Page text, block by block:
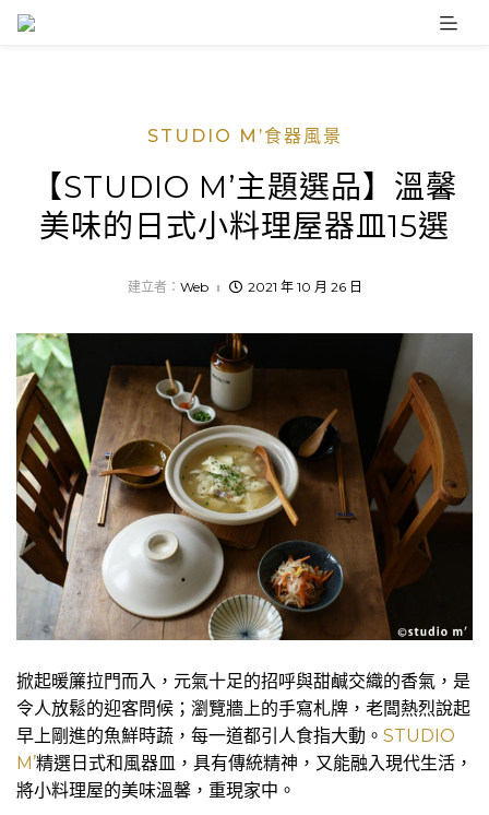
Skip
STUDIO M’食器風景
【STUDIO M’主題選品】溫馨
美味的日式小料理屋器皿15選
建立者： Web 2021 年 10 月 26 日
掀起暖簾拉門而入，元氣十足的招呼與甜鹹交織的香氣，是
令人放鬆的迎客問候；瀏覽牆上的手寫札牌，老闆熱烈說起
早上剛進的魚鮮時蔬，每一道都引人食指大動。 STUDIO
M’精選日式和風器皿，具有傳統精神，又能融入現代生活，
將小料理屋的美味溫馨，重現家中。